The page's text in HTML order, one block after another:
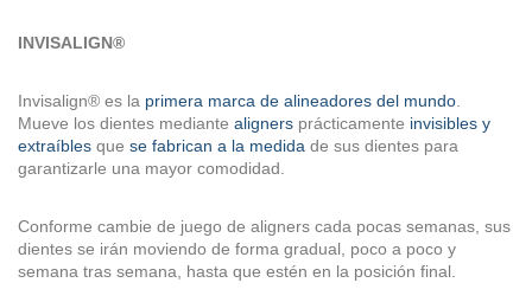
INVISALIGN®
Invisalign® es la primera marca de alineadores del mundo.
Mueve los dientes mediante aligners prácticamente invisibles y
extraíbles que se fabrican a la medida de sus dientes para
garantizarle una mayor comodidad.
Conforme cambie de juego de aligners cada pocas semanas, sus
dientes se irán moviendo de forma gradual, poco a poco y
semana tras semana, hasta que estén en la posición final.